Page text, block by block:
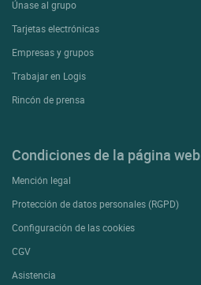
Únase al grupo
Tarjetas electrónicas
Empresas y grupos
Trabajar en Logis
Rincón de prensa
Condiciones de la página web
Mención legal
Protección de datos personales (RGPD)
Configuración de las cookies
CGV
Asistencia